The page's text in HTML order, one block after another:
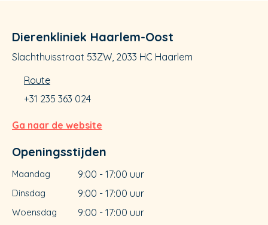
Dierenkliniek Haarlem-Oost
Slachthuisstraat 53ZW, 2033 HC Haarlem
Route
+31 235 363 024
Ga naar de website
Openingsstijden
Maandag 9:00 - 17:00 uur
Dinsdag 9:00 - 17:00 uur
Woensdag 9:00 - 17:00 uur